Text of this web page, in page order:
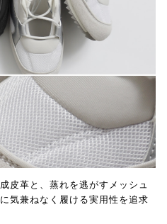
皮革と、蒸れを逃がすメッシュ
気兼ねなく履ける実用性を追求